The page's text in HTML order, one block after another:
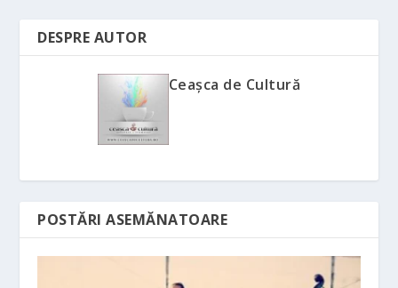
DESPRE AUTOR
Ceașca de Cultură
POSTĂRI ASEMĂNATOARE